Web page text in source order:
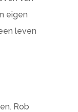
eigen
leven
Rob